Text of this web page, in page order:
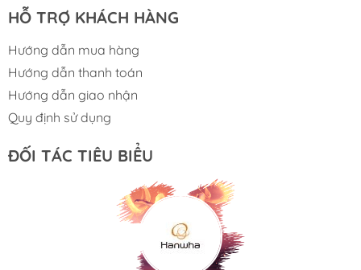
HỖ TRỢ KHÁCH HÀNG
Hướng dẫn mua hàng
Hướng dẫn thanh toán
Hướng dẫn giao nhận
Quy định sử dụng
ĐỐI TÁC TIÊU BIỂU
Bungard Elektronik là nhà sản xuất chính thức các bảng